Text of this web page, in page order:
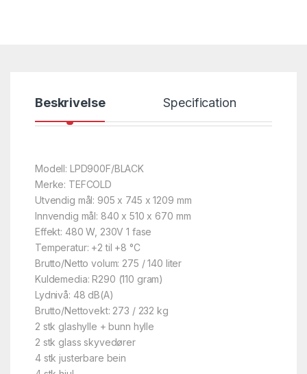
Beskrivelse Specification
Modell: LPD900F/BLACK
Merke: TEFCOLD
Utvendig mål: 905 x 745 x 1209 mm
Innvendig mål: 840 x 510 x 670 mm
Effekt: 480 W, 230V 1 fase
Temperatur: +2 til +8 °C
Brutto/Netto volum: 275 / 140 liter
Kuldemedia: R290 (110 gram)
Lydnivå: 48 dB(A)
Brutto/Nettovekt: 273 / 232 kg
2 stk glashylle + bunn hylle
2 stk glass skyvedører
4 stk justerbare bein